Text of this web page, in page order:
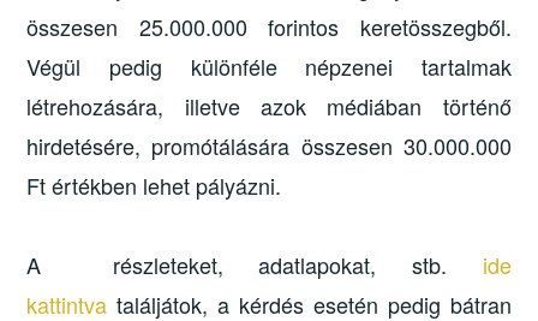
összesen 25.000.000 forintos keretösszegből.
Végül pedig különféle népzenei tartalmak
létrehozására, illetve azok médiában történő
hirdetésére, promótálására összesen 30.000.000
Ft értékben lehet pályázni.
A részleteket, adatlapokat, stb. ide
kattintva találjátok, a kérdés esetén pedig bátran